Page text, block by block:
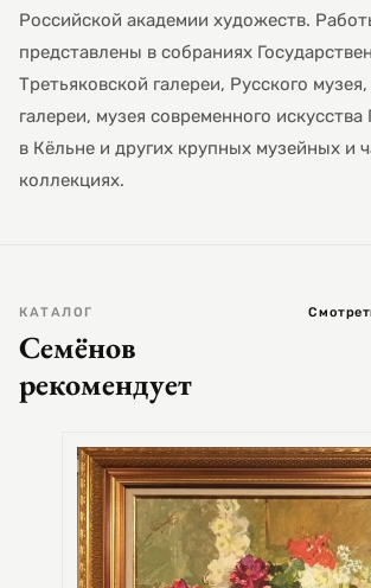
Российской академии художеств.
представлены в собраниях
Третьяковской галереи, Русского
галереи, музея современного
в Кёльне и других крупных музейных и
коллекциях.
КАТАЛОГ
Семёнов
рекомендует